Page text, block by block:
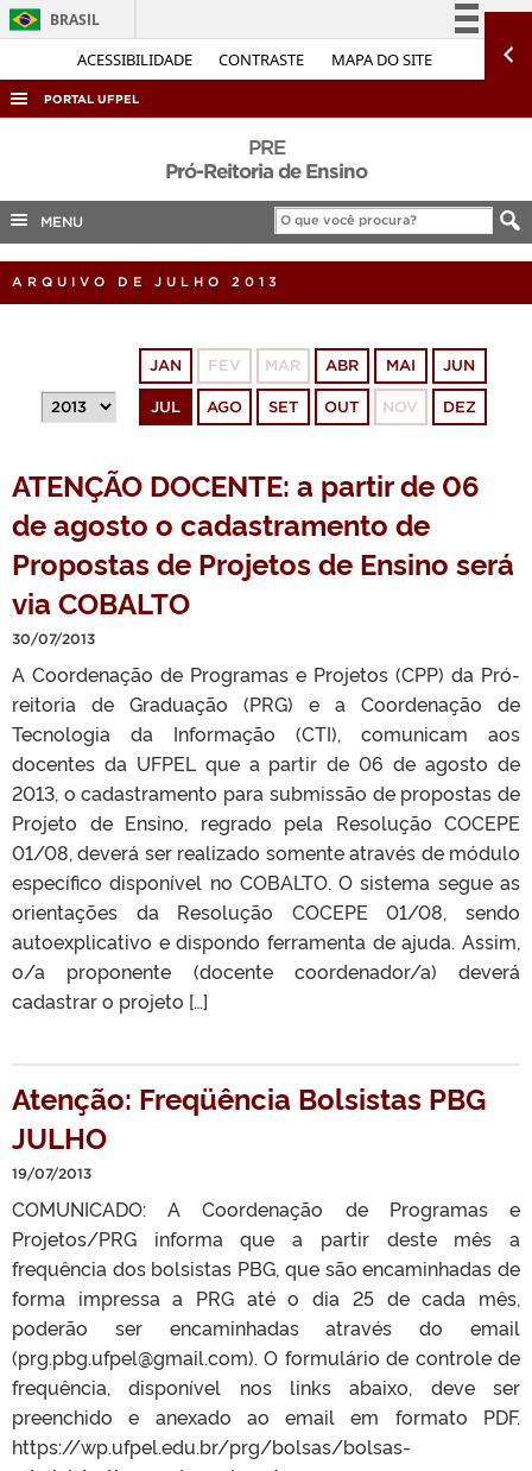
ACESSIBILIDADE CONTRASTE MAPA DO SITE
BRASIL
Simplifique!
Acesso à informação
Legislação
Canais
PORTAL UFPEL
COBALTO
CONCURSOS
PORTARIAS
PRE
Pró-Reitoria de Ensino
MENU
ARQUIVO DE JULHO 2013
JAN FEV MAR ABR MAI JUN
JUL AGO SET OUT NOV DEZ
ATENÇÃO DOCENTE: a partir de 06
de agosto o cadastramento de
Propostas de Projetos de Ensino será
via COBALTO
30/07/2013
A Coordenação de Programas e Projetos (CPP) da Pró-
reitoria de Graduação (PRG) e a Coordenação de
Tecnologia da Informação (CTI), comunicam aos
docentes da UFPEL que a partir de 06 de agosto de
2013, o cadastramento para submissão de propostas de
Projeto de Ensino, regrado pela Resolução COCEPE
01/08, deverá ser realizado somente através de módulo
específico disponível no COBALTO. O sistema segue as
orientações da Resolução COCEPE 01/08, sendo
autoexplicativo e dispondo ferramenta de ajuda. Assim,
o/a proponente (docente coordenador/a) deverá
cadastrar o projeto […]
Atenção: Freqüência Bolsistas PBG
JULHO
19/07/2013
COMUNICADO: A Coordenação de Programas e
Projetos/PRG informa que a partir deste mês a
frequência dos bolsistas PBG, que são encaminhadas de
forma impressa a PRG até o dia 25 de cada mês,
poderão ser encaminhadas através do email
(prg.pbg.ufpel@gmail.com). O formulário de controle de
frequência, disponível nos links abaixo, deve ser
preenchido e anexado ao email em formato PDF.
https://wp.ufpel.edu.br/prg/bolsas/bolsas-